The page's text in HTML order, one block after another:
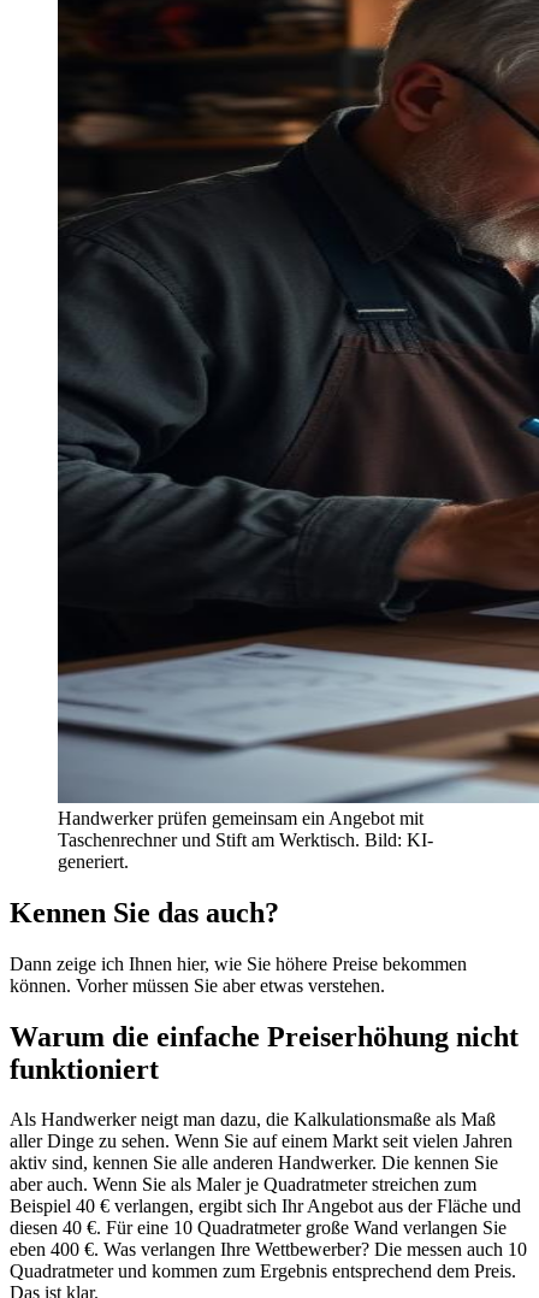
Handwerker prüfen gemeinsam ein Angebot mit
Taschenrechner und Stift am Werktisch. Bild: KI-
generiert.
Kennen Sie das auch?
Dann zeige ich Ihnen hier, wie Sie höhere Preise bekommen
können. Vorher müssen Sie aber etwas verstehen.
Warum die einfache Preiserhöhung nicht
funktioniert
Als Handwerker neigt man dazu, die Kalkulationsmaße als Maß
aller Dinge zu sehen. Wenn Sie auf einem Markt seit vielen Jahren
aktiv sind, kennen Sie alle anderen Handwerker. Die kennen Sie
aber auch. Wenn Sie als Maler je Quadratmeter streichen zum
Beispiel 40 € verlangen, ergibt sich Ihr Angebot aus der Fläche und
diesen 40 €. Für eine 10 Quadratmeter große Wand verlangen Sie
eben 400 €. Was verlangen Ihre Wettbewerber? Die messen auch 10
Quadratmeter und kommen zum Ergebnis entsprechend dem Preis.
Das ist klar.